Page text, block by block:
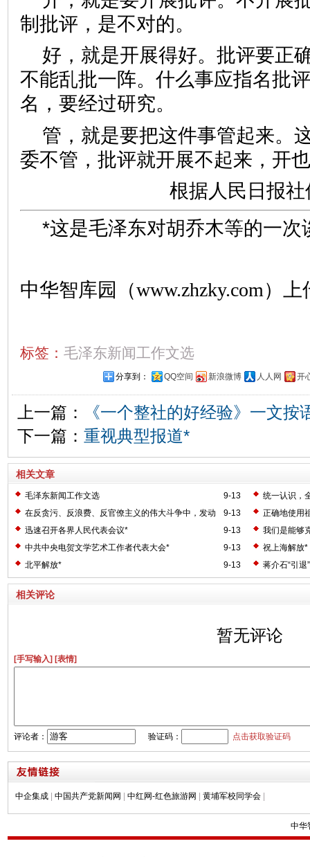
制批评，是不对的。
好，就是开展得好。批评要正
不能乱批一阵。什么事应指名批
名，要经过研究。
管，就是要把这件事管起来。
委不管，批评就开展不起来，开
根据人民日报
*这是毛泽东对胡乔木等的一次
中华智库园（www.zhzky.com）上
标签： 毛泽东新闻工作文选
分享到： QQ空间 新浪微博 人人网 开
上一篇：
《一个整社的好经验》一文按
下一篇： 重视典型报道*
相关文章
9-13
毛泽东新闻工作文选
统一认识，
业的工作*
9-13
在反贪污、反浪费、反官僚主义的伟大斗争中，发动
群众的关键何在？*
正确地使用
争！*
9-13
迅速召开各界人民代表会议*
我们是能够
9-13
中共中央电贺文学艺术工作者代表大会*
祝上海解放*
9-13
北平解放* 蒋介石“引退
相关评论
暂无评论
[手写输入] [表情]
评论者： 验证码： 点击获取验证码
中企集成 中国共产党新闻网 中红网-红色旅游网 黄埔军校同学会
中华